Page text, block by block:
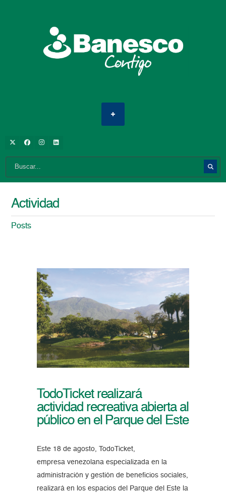
Actividad
Posts
TodoTicket realizará
actividad recreativa abierta al
público en el Parque del Este
Este 18 de agosto, TodoTicket,
empresa venezolana especializada en la
administración y gestión de beneficios sociales,
realizará en los espacios del Parque del Este la